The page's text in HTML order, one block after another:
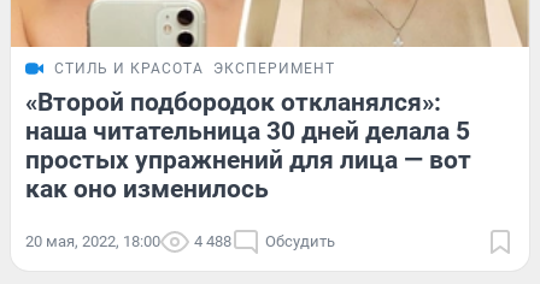
СТИЛЬ И КРАСОТА ЭКСПЕРИМЕНТ
«Второй подбородок откланялся»:
наша читательница 30 дней делала 5
простых упражнений для лица — вот
как оно изменилось
20 мая, 2022, 18:00 4 488 Обсудить